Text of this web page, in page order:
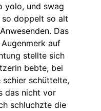
yolo, und swag
so doppelt so alt
Das
auf
stellte sich
bebte, bei
schier schüttelte,
das nicht vor
schluchzte die